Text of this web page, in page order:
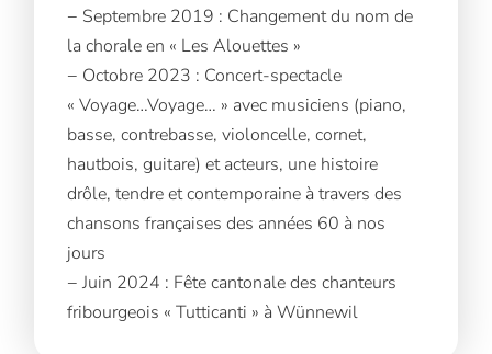
− Septembre 2019 : Changement du nom de
la chorale en « Les Alouettes »
− Octobre 2023 : Concert-spectacle
« Voyage…Voyage… » avec musiciens (piano,
basse, contrebasse, violoncelle, cornet,
hautbois, guitare) et acteurs, une histoire
drôle, tendre et contemporaine à travers des
chansons françaises des années 60 à nos
jours
− Juin 2024 : Fête cantonale des chanteurs
fribourgeois « Tutticanti » à Wünnewil